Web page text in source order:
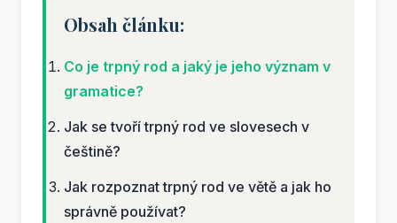
Obsah článku:
Co je trpný rod a jaký je jeho význam v
gramatice?
Jak se tvoří trpný rod ve slovesech v
češtině?
Jak rozpoznat trpný rod ve větě a jak ho
správně používat?